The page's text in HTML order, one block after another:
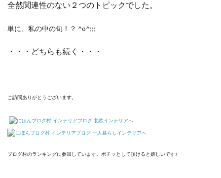
全然関連性のない２つのトピックでした。
単に、私の中の旬！？ ^o^;;;
・・・どちらも続く・・・
ご訪問ありがとうございます。
ブログ村のランキングに参加しています。ポチッとして頂けると嬉しいです♪